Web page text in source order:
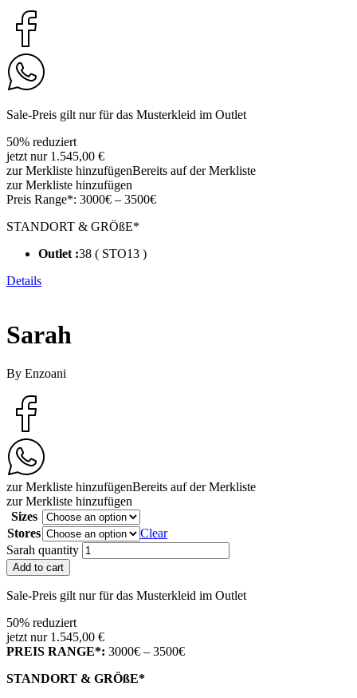
Sale-Preis gilt nur für das Musterkleid im Outlet
50% reduziert
jetzt nur 1.545,00 €
zur Merkliste hinzufügenBereits auf der Merkliste
zur Merkliste hinzufügen
Preis Range*: 3000€ – 3500€
STANDORT & GRÖßE*
Outlet :38 ( STO13 )
Details
Sarah
By Enzoani
zur Merkliste hinzufügenBereits auf der Merkliste
zur Merkliste hinzufügen
Sizes
Stores
Clear
Sarah quantity
Add to cart
Sale-Preis gilt nur für das Musterkleid im Outlet
50% reduziert
jetzt nur 1.545,00 €
PREIS RANGE*: 3000€ – 3500€
STANDORT & GRÖßE*